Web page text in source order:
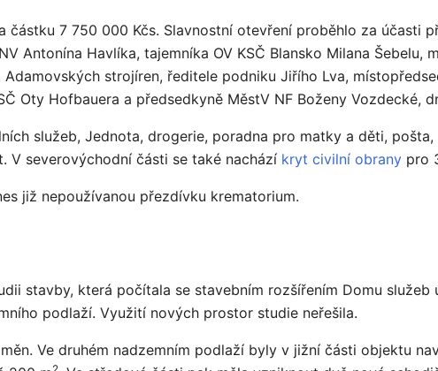
7 750 000 Kčs. Slavnostní otevření proběhlo za účasti
Antonína Havlíka, tajemníka OV KSČ Blansko Milana Šebelu,
strojíren, ředitele podniku Jiřího Lva,
Oty Hofbauera a předsedkyně MěstV NF Boženy Vozdecké,
služeb, Jednota, drogerie, poradna pro matky a děti,
V severovýchodní části se také nachází kryt civilní obrany pro
již nepoužívanou přezdívku krematorium.
stavby, která počítala se stavebním rozšířením Domu služeb
podlaží. Využití nových prostor studie neřešila.
Ve druhém nadzemním podlaží byly v jižní části objektu